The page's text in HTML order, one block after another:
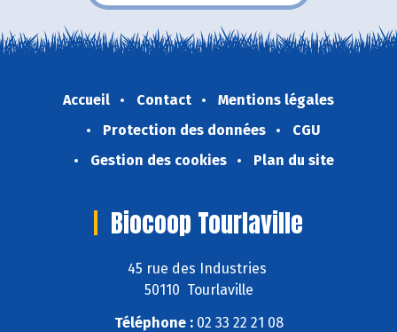
Accueil Contact
Mentions légales
Protection des données
CGU
Gestion des cookies
Plan du site
Biocoop Tourlaville
45 rue des Industries
50110 Tourlaville
Téléphone :02 33 22 21 08